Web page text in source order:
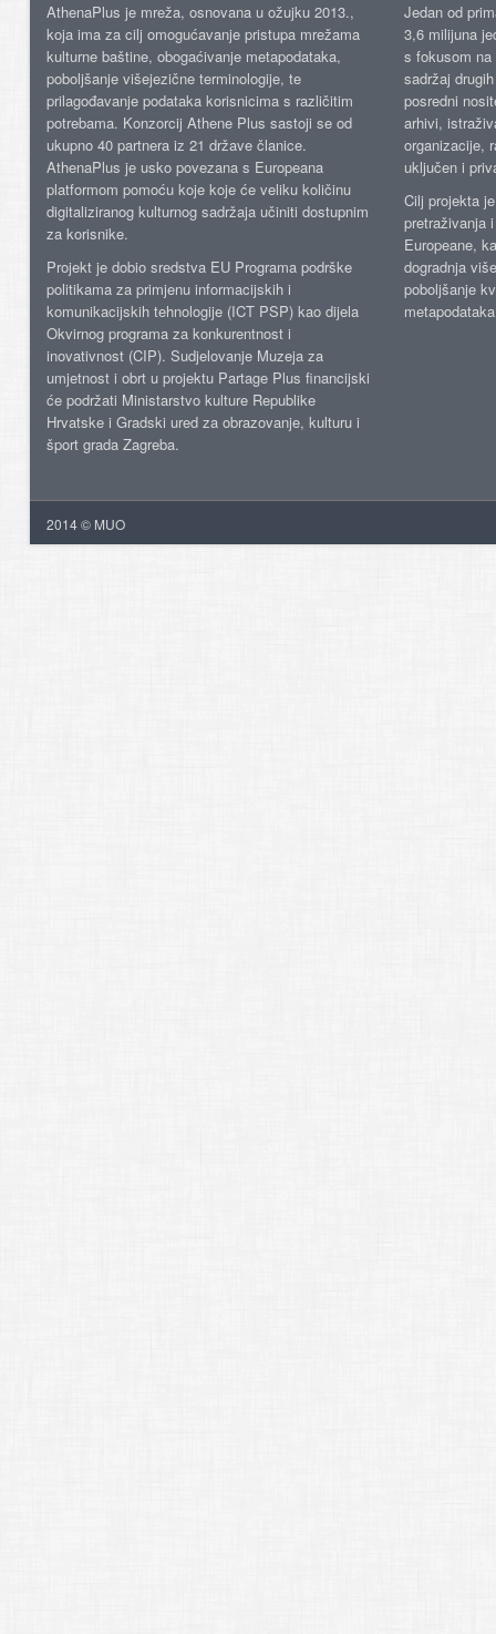
AthenaPlus je mreža, osnovana u ožujku 2013.,
koja ima za cilj omogućavanje pristupa mrežama
kulturne baštine, obogaćivanje metapodataka,
poboljšanje višejezične terminologije, te
prilagođavanje podataka korisnicima s različitim
potrebama. Konzorcij Athene Plus sastoji se od
ukupno 40 partnera iz 21 države članice.
AthenaPlus je usko povezana s Europeana
platformom pomoću koje koje će veliku količinu
digitaliziranog kulturnog sadržaja učiniti dostupnim
za korisnike.
Projekt je dobio sredstva EU Programa podrške
politikama za primjenu informacijskih i
komunikacijskih tehnologije (ICT PSP) kao dijela
Okvirnog programa za konkurentnost i
inovativnost (CIP). Sudjelovanje Muzeja za
umjetnost i obrt u projektu Partage Plus financijski
će podržati Ministarstvo kulture Republike
Hrvatske i Gradski ured za obrazovanje, kulturu i
šport grada Zagreba.
Jedan od
3,6 milijuna
s fokusom
sadržaj
posredni
arhivi,
organizacije,
uključen i
Cilj projekta
pretraživanja
Europeane,
dogradnja
poboljšanje
2014 © MUO